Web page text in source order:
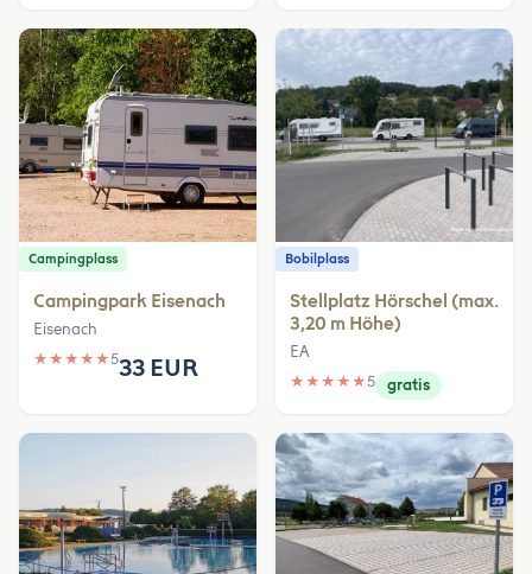
Campingplass
Campingpark Eisenach
Eisenach
★ ★ ★ ★ ★533 EUR
Bobilplass
Stellplatz Hörschel (max.
3,20 m Höhe)
EA
★ ★ ★ ★ ★5 gratis